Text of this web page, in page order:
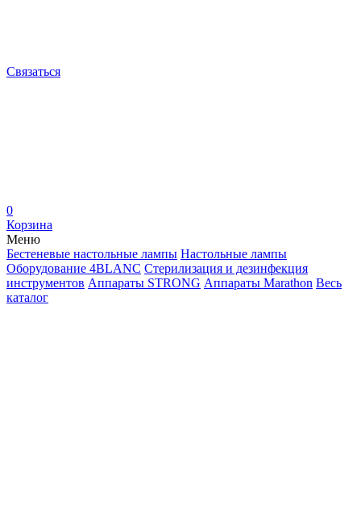
Связаться
0
Корзина
Меню
Бестеневые настольные лампы Настольные лампы
Оборудование 4BLANC Стерилизация и дезинфекция
инструментов Аппараты STRONG Аппараты Marathon Весь
каталог